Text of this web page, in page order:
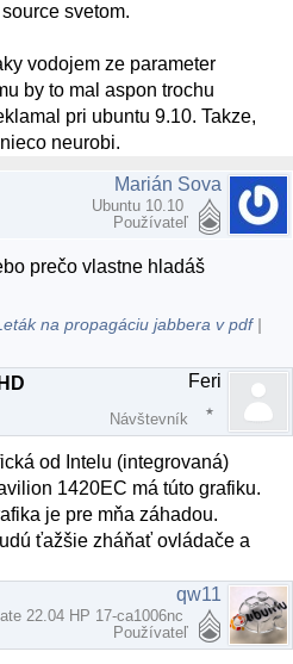
svetom.
vodojem ze parameter
by to mal aspon trochu
pri ubuntu 9.10. Takze,
neurobi.
Marián Sova
Ubuntu 10.10
Používateľ
prečo vlastne hladáš
na propagáciu jabbera v pdf|
Feri
Návštevník
od Intelu (integrovaná)
1420EC má túto grafiku.
je pre mňa záhadou.
ťažšie zháňať ovládače a
qw11
22.04 HP 17-ca1006nc
Používateľ